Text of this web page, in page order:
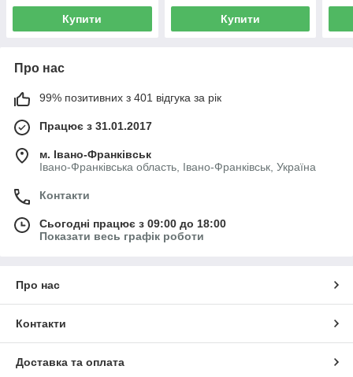
Купити Купити
Про нас
99% позитивних з 401 відгука за рік
Працює з 31.01.2017
м. Івано-Франківськ
Івано-Франківська область, Івано-Франківськ, Україна
Контакти
Сьогодні працює з 09:00 до 18:00
Показати весь графік роботи
Про нас
Контакти
Доставка та оплата